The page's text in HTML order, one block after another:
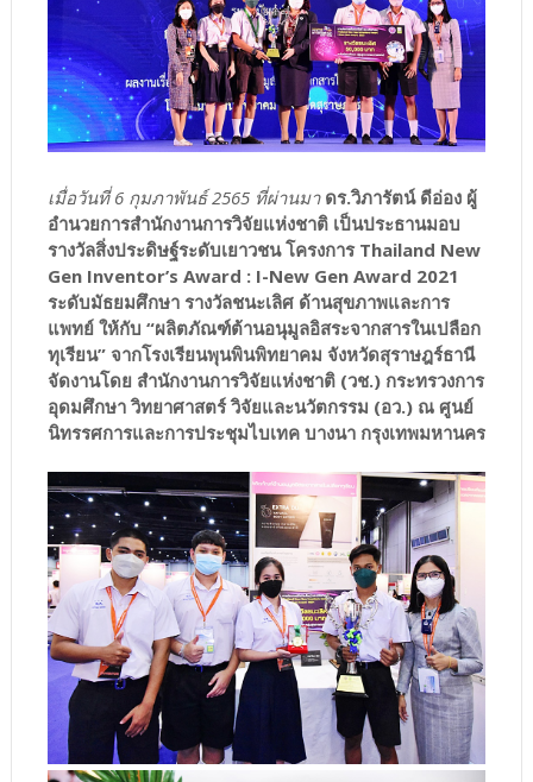
เมื่อวันที่ 6 กุมภาพันธ์ 2565 ที่ผ่านมา ดร.วิภารัตน์ ดีอ่อง ผู้
อำนวยการสำนักงานการวิจัยแห่งชาติ เป็นประธานมอบ
รางวัลสิ่งประดิษฐ์ระดับเยาวชน โครงการ Thailand New
Gen Inventor’s Award : I-New Gen Award 2021
ระดับมัธยมศึกษา รางวัลชนะเลิศ ด้านสุขภาพและการ
แพทย์ ให้กับ “ผลิตภัณฑ์ต้านอนุมูลอิสระจากสารในเปลือก
ทุเรียน” จากโรงเรียนพุนพินพิทยาคม จังหวัดสุราษฎร์ธานี
จัดงานโดย สำนักงานการวิจัยแห่งชาติ (วช.) กระทรวงการ
อุดมศึกษา วิทยาศาสตร์ วิจัยและนวัตกรรม (อว.) ณ ศูนย์
นิทรรศการและการประชุมไบเทค บางนา กรุงเทพมหานคร